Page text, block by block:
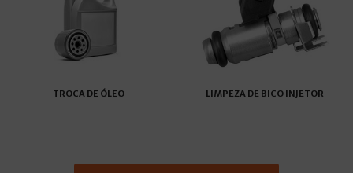
TROCA DE ÓLEO LIMPEZA DE BICO INJETOR